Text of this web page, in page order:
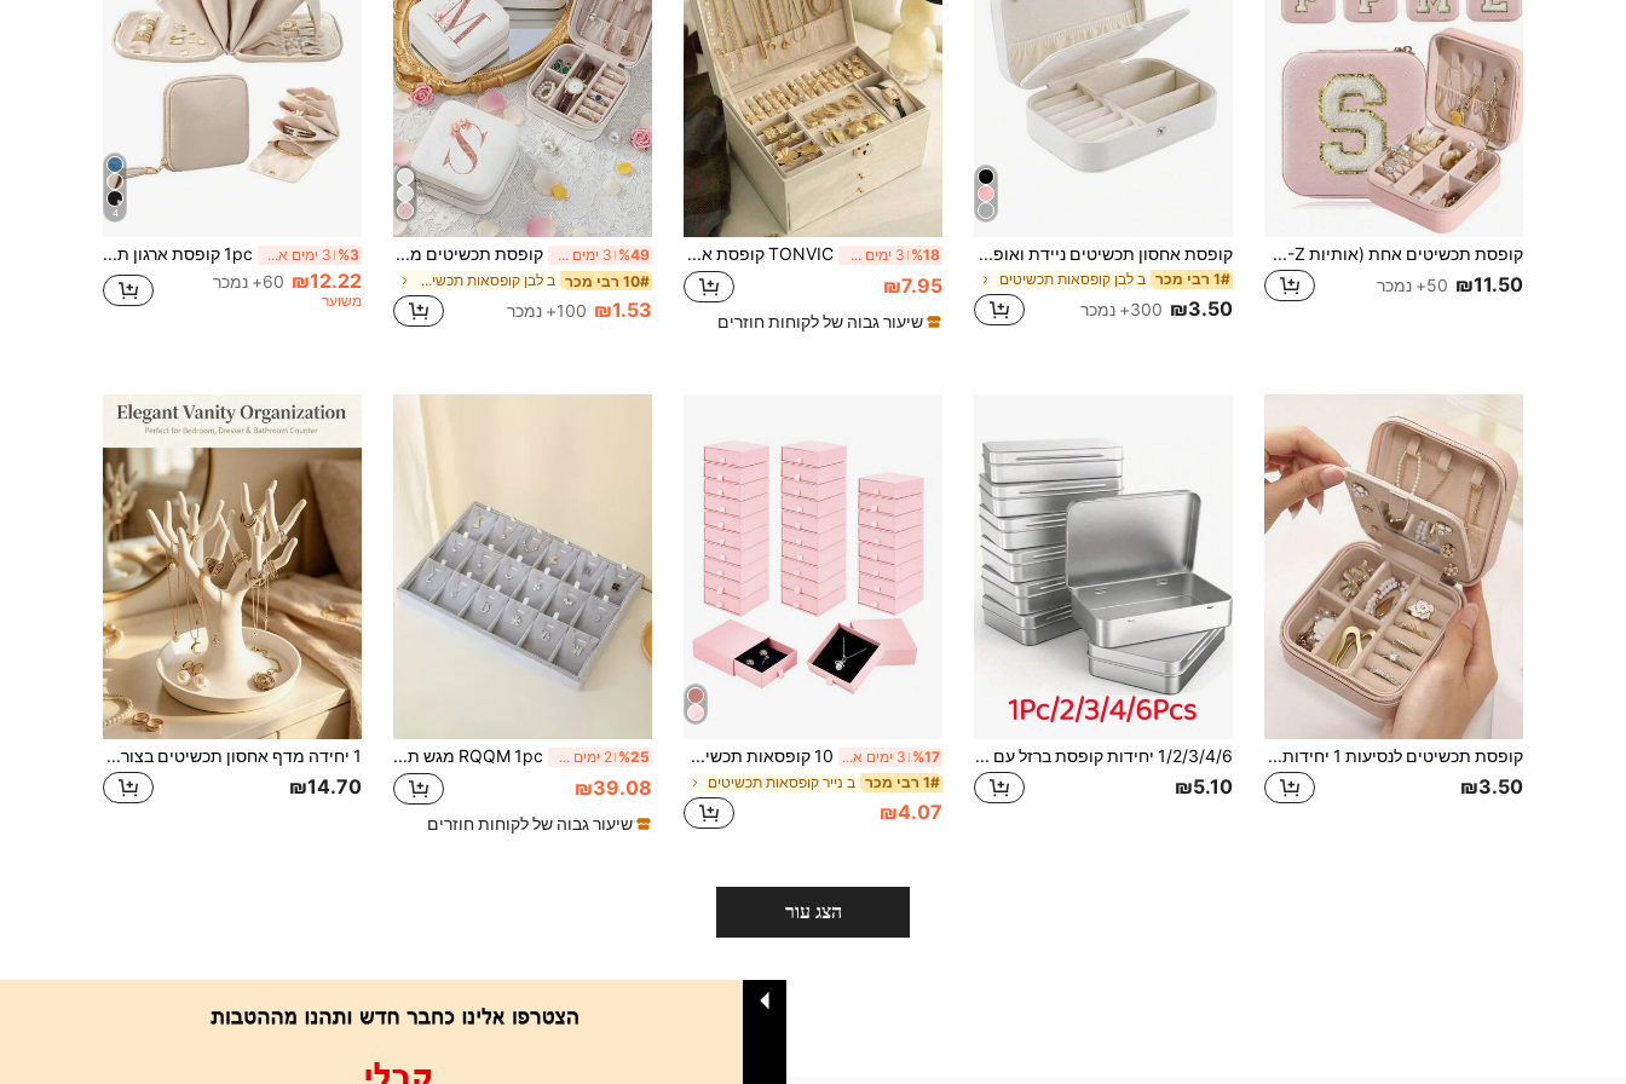
קופסת תכשיטים אחת (אותיות A-Z), קופסת תכשיטים, מגש תכשיטים, מדף אחסון עגילים ושרשראות, צלחת אחסון, קופסת תכשיטים ניידת לנסיעות, אחסון עונתי, קופסת אחסון טבעת ועגילים ושרשראות, מדף תצוגה - קופסת מתנה מתאימה לבנות ולנשים, קופסת מתנה ליל כל הקדושים, קופסת מתנה לחג המולד
₪11.50 50+ נמכר
קופסת אחסון תכשיטים ניידת ואופנתית אחת, נוחה לנסיעות עם עגילים, שרשראות, טבעות, קופסת ארגון תכשיטים אופנתית לנשים, חיונית מושלמת לנסיעות לחזרה לבית הספר/מעונות, מתנה אידיאלית לחג המולד, חג ההודיה, ראש השנה, יום האהבה לשמירה על אביזרים מסודרים ומאורגנים.
1# רבי מכר ב לבן קופסאות תכשיטים
₪3.50 300+ נמכר
%18 3 ימים אחרונים TONVIC קופסת אחסון תכשיטים בקיבולת גדולה, 1 יחידה, עשויה מעור PU, עיצוב מגירה עם מנעול, סגנונות מרובים זמינים, מתאימה לשרשראות, עגילים, צמידים, טבעות, שעונים ואביזרי תכשיטים אחרים. בחירה למתנת חג. מארגן אחסון לנשים, פריט חיוני לנסיעות, עזר לאחסון במעונות לשיבה ללימודים.
₪7.95
שיעור גבוה של לקוחות חוזרים
%49 3 ימים אחרונים קופסת תכשיטים מיני אלגנטית לנסיעות לנשים ולאימהות, קופסת אחסון ורודה עם עיטור פרחוני ואות ראשית, מארגן קומפקטי לעגילים וטבעות, מתנה לאחסון תכשיטים לחופשת דבש, יום הולדת, יום נישואין, נסיעות, חוץ וחזרה לבית הספר
10# רבי מכר ב לבן קופסאות תכשיטים
₪1.53 100+ נמכר
4
%3 3 ימים אחרונים 1pc קופסת ארגון תכשיטים לנסיעות, נרתיק תכשיטים קטן עם תאים, מתאים לנסיעות נשים, יכול לאחסן שרשראות, עגילים, צמידים, מושלם כמתנה לאמא, חברים, סגנון אקראי
₪12.22 60+ נמכר
משוער
קופסת תכשיטים לנסיעות 1 יחידות, קופסת אחסון תכשיטים קטנה מעור PU עם מראה, מארגן תכשיטים מתנה לנשים, קופסת תכשיטים פשוטה לנסיעות ולבית, נרתיק אחסון נייד עם רוכסן, קופסת אחסון ורודה עם רוכסן
₪3.50
1/2/3/4/6 יחידות קופסת ברזל עם מכסה נפתח, מיכל קטן נייד, קופסת אחסון מיני, משמשת לסיכות דקורטיביות, מסמרים, חרוזי אמנות, עגילים ותכשיטים, מיכלי יצירה
₪5.10
%17 3 ימים אחרונים 10 קופסאות תכשיטים קטנות וורודות מקרטון עם מכסים ודיפון ספוג, קופסאות תצוגה ואחסון לתכשיטים לטבעות, עגילים ושרשראות, קופסאות מתנה למסיבות וחגים לחברים ובני משפחה
1# רבי מכר ב נייר קופסאות תכשיטים
₪4.07
%25 2 ימים אחרונים RQQM 1pc מגש תצוגת תכשיטים מקטיפה 15/18-תאים לשרשראות ותליונים
₪39.08
שיעור גבוה של לקוחות חוזרים
1 יחידה מדף אחסון תכשיטים בצורת עץ, מגש תצוגת תכשיטים בצורת יד משרף לבן, מעמד תצוגה לטבעות, שרשראות ועגיליים, מתאים לשידת איפור בחדר השינה, מגש למפתחות ותכשיטים, מתנת קישוט לשידת איפור
₪14.70
הצג עור